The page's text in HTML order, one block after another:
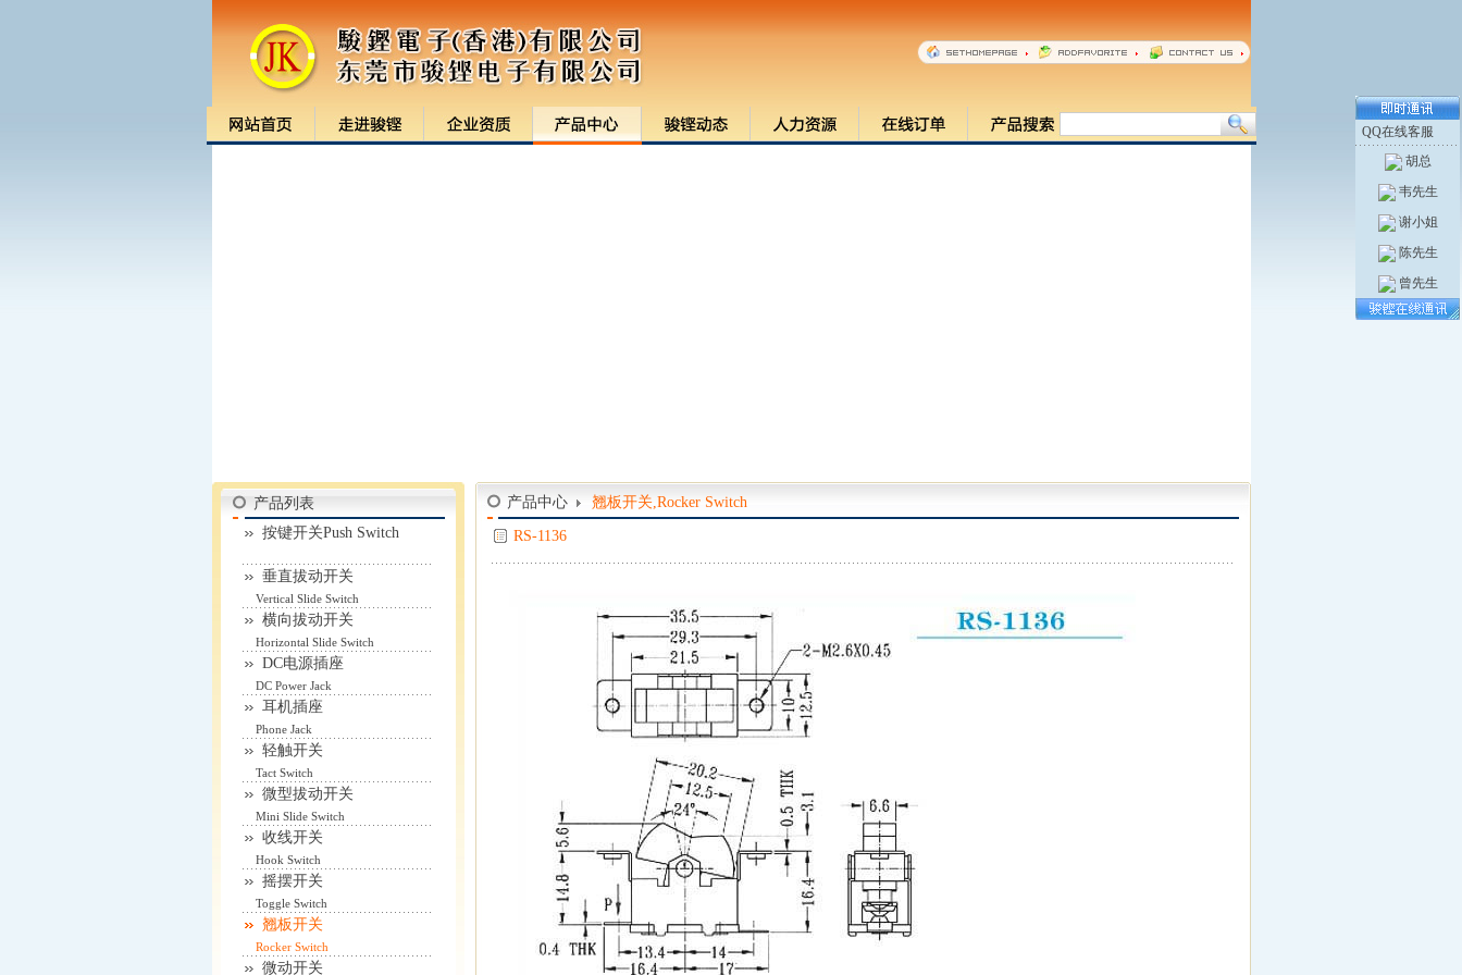
产品列表
按键开关Push Switch
垂直拔动开关
Vertical Slide Switch
横向拔动开关
Horizontal Slide Switch
DC电源插座
DC Power Jack
耳机插座
Phone Jack
轻触开关
Tact Switch
微型拔动开关
Mini Slide Switch
收线开关
Hook Switch
摇摆开关
Toggle Switch
翘板开关
Rocker Switch
微动开关
产品中心 翘板开关,Rocker Switch
RS-1136
QQ在线客服
胡总
韦先生
谢小姐
陈先生
曾先生